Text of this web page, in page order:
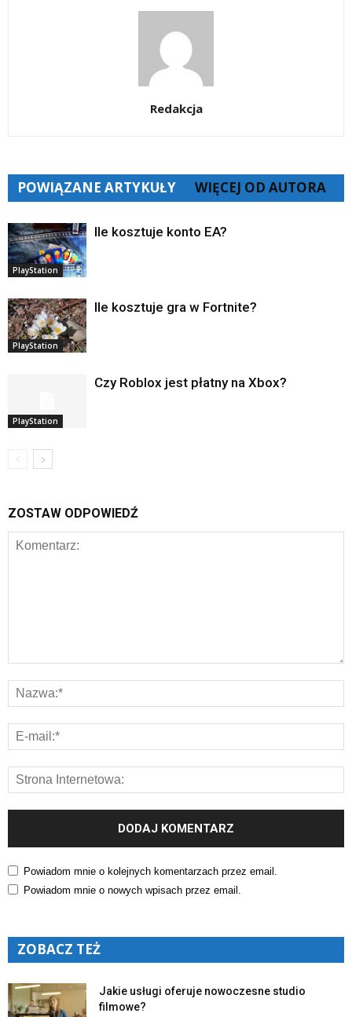
Redakcja
POWIĄZANE ARTYKUŁY WIĘCEJ OD AUTORA
PlayStation
Ile kosztuje konto EA?
PlayStation
Ile kosztuje gra w Fortnite?
PlayStation
Czy Roblox jest płatny na Xbox?
ZOSTAW ODPOWIEDŹ
Powiadom mnie o kolejnych komentarzach przez email.
Powiadom mnie o nowych wpisach przez email.
ZOBACZ TEŻ
Jakie usługi oferuje nowoczesne studio
filmowe?